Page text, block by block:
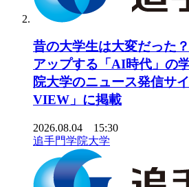
昔の大学生は大変だった
アップする「AI時代」の
院大学のニュース発信サ
VIEW」に掲載
2026.08.04 15:30
追手門学院大学